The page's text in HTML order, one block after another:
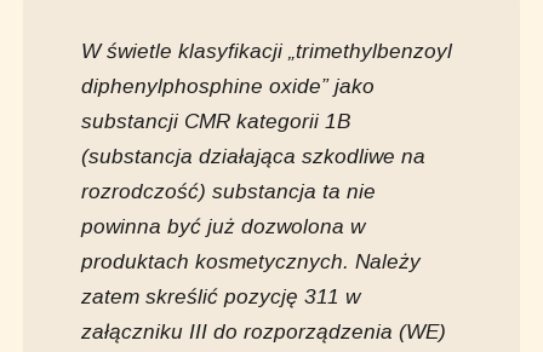
W świetle klasyfikacji „trimethylbenzoyl
diphenylphosphine oxide” jako
substancji CMR kategorii 1B
(substancja działająca szkodliwe na
rozrodczość) substancja ta nie
powinna być już dozwolona w
produktach kosmetycznych. Należy
zatem skreślić pozycję 311 w
załączniku III do rozporządzenia (WE)